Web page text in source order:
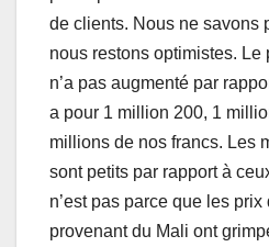
de clients. Nous ne savons
nous restons optimistes. Le
n’a pas augmenté par
a pour 1 million 200, 1
millions de nos francs. Les
sont petits par rapport à
n’est pas parce que les
provenant du Mali ont